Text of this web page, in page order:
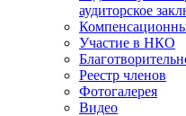
аудиторское
Участие в НКО
Реестр членов
Фотогалерея
Видео